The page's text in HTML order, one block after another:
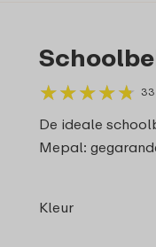
★★★★★
★★★★★ 33
De ideale
Mepal:
Kleur